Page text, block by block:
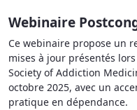
Webinaire
Ce webinaire propose un
mises à jour présentés
Society of Addiction
octobre 2025, avec un
pratique en dépendance.